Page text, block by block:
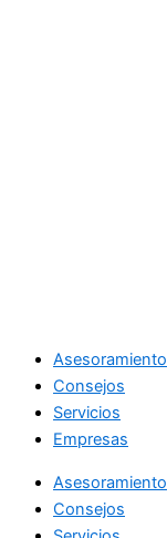
Asesoramiento
Consejos
Servicios
Empresas
Asesoramiento
Consejos